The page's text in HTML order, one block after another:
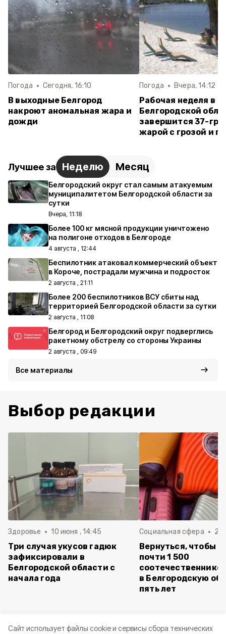
Cайт использует файлы cookie и сервисы сбора технических
Погода Сегодня, 16:10
В выходные Белгород
накроют аномальная жара и
дожди
Погода Вчера, 14:12
Рабочая неделя в
Белгородской
завершится 37-
жарой с грозой и
Лучшее за Неделю Месяц
Белгородский округ стал самым атакуемым
муниципалитетом Белгородской области за
сутки
Вчера, 11:18
Более 100 кг мясной продукции уничтожено
на полигоне отходов в Белгороде
4 августа , 12:44
Беспилотник атаковал коммерческий объект
в Короче, пострадали мужчина и подросток
2 августа , 21:11
Более 200 беспилотников ВСУ сбиты над
территорией Белгородской области за сутки
2 августа , 11:08
Белгород и Белгородский округ подверглись
ракетному обстрелу со стороны Украины
2 августа , 09:49
Все материалы
Выбор редакции
Здоровье 10 июня , 14:45
Три случая укусов гадюк
зафиксировали в
Белгородской области с
начала года
Социальная сфера 20
Вернуться, чтобы
почти 1 500
в Белгородскую
пять лет